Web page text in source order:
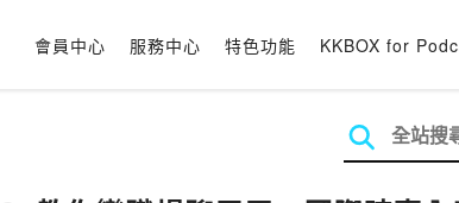
會員中心 服務中心 特色功能 KKBOX for